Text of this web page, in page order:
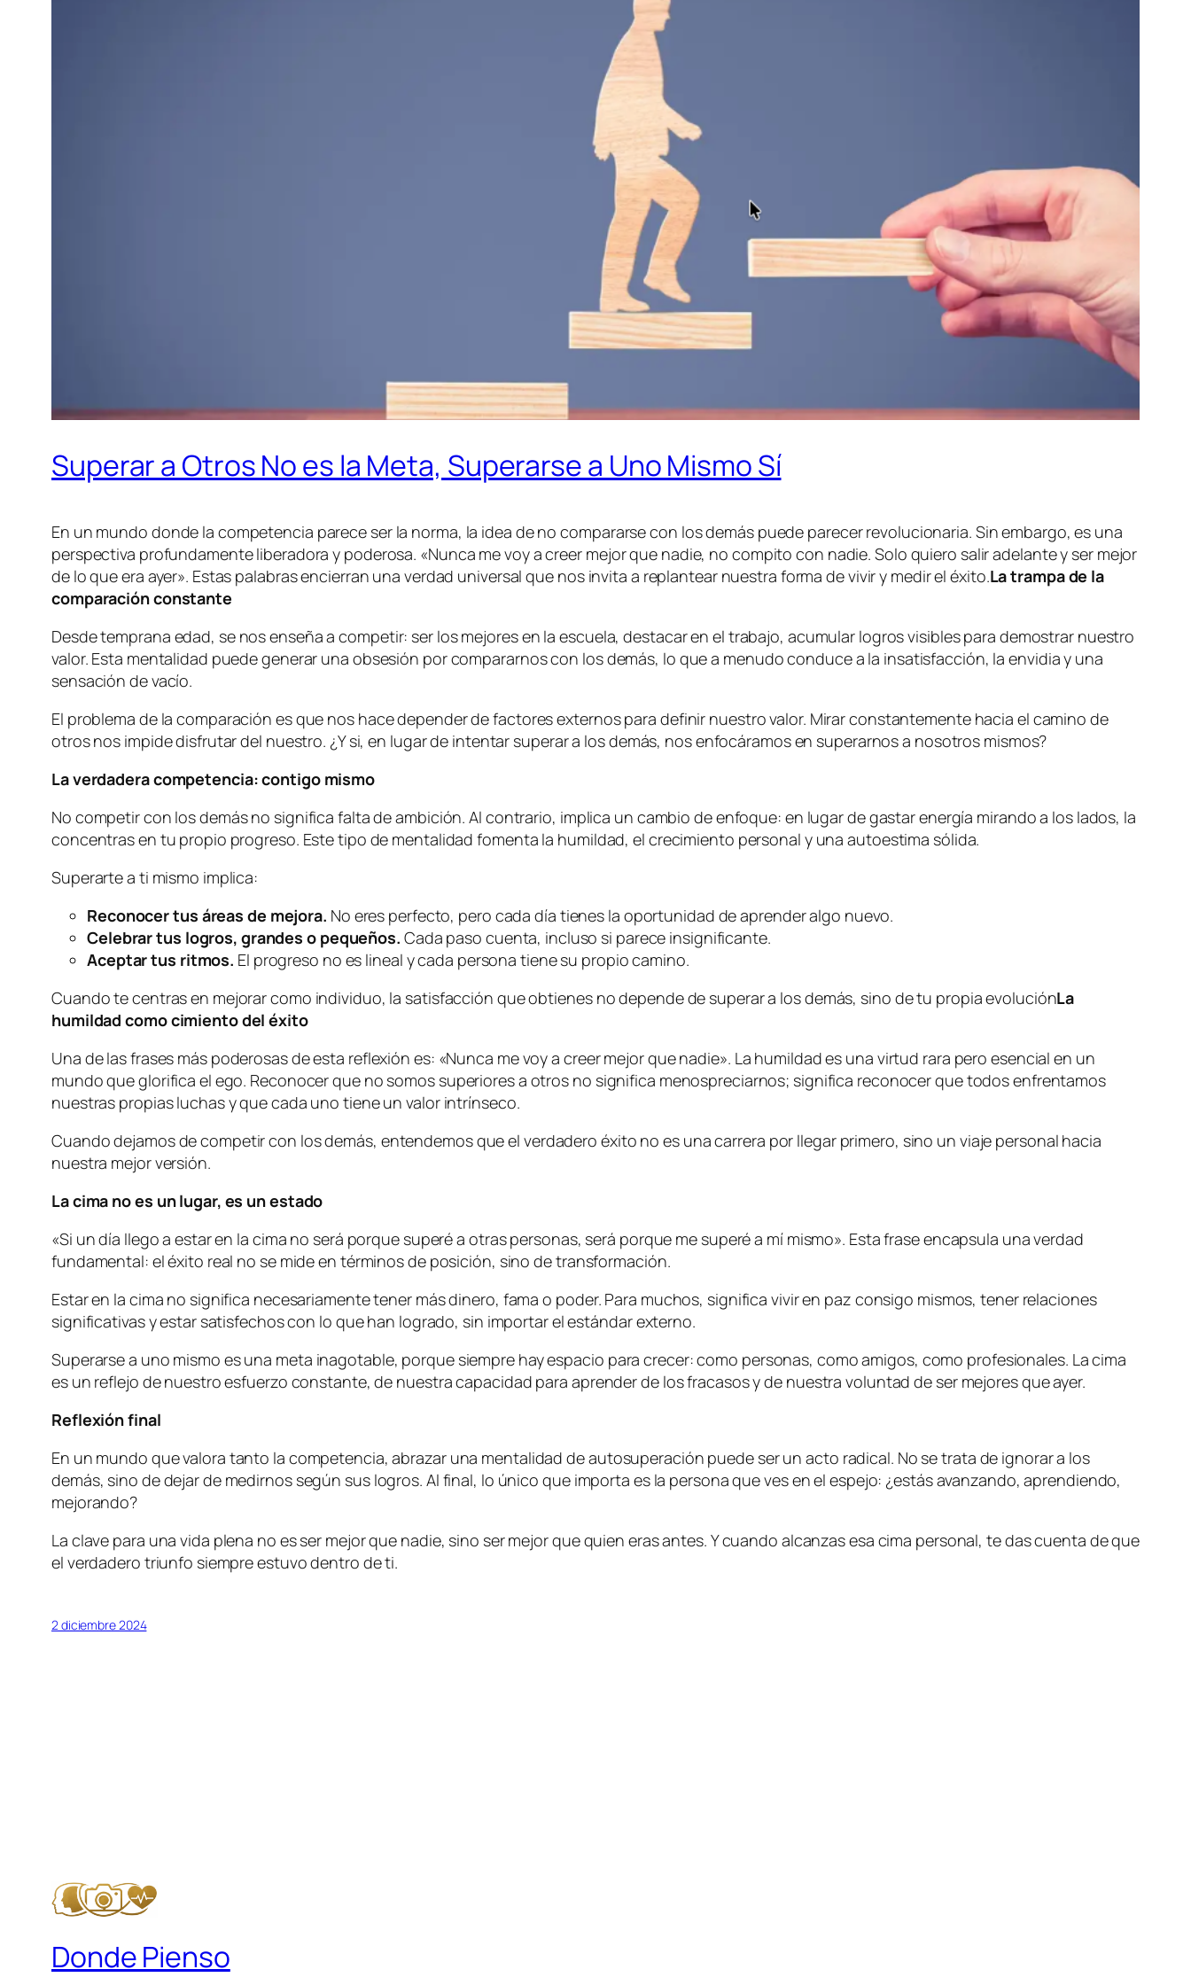
Superar a Otros No es la Meta, Superarse a Uno Mismo Sí
En un mundo donde la competencia parece ser la norma, la idea de no compararse con los demás puede parecer revolucionaria. Sin embargo, es una
perspectiva profundamente liberadora y poderosa. «Nunca me voy a creer mejor que nadie, no compito con nadie. Solo quiero salir adelante y ser mejor
de lo que era ayer». Estas palabras encierran una verdad universal que nos invita a replantear nuestra forma de vivir y medir el éxito.La trampa de la
comparación constante
Desde temprana edad, se nos enseña a competir: ser los mejores en la escuela, destacar en el trabajo, acumular logros visibles para demostrar nuestro
valor. Esta mentalidad puede generar una obsesión por compararnos con los demás, lo que a menudo conduce a la insatisfacción, la envidia y una
sensación de vacío.
El problema de la comparación es que nos hace depender de factores externos para definir nuestro valor. Mirar constantemente hacia el camino de
otros nos impide disfrutar del nuestro. ¿Y si, en lugar de intentar superar a los demás, nos enfocáramos en superarnos a nosotros mismos?
La verdadera competencia: contigo mismo
No competir con los demás no significa falta de ambición. Al contrario, implica un cambio de enfoque: en lugar de gastar energía mirando a los lados, la
concentras en tu propio progreso. Este tipo de mentalidad fomenta la humildad, el crecimiento personal y una autoestima sólida.
Superarte a ti mismo implica:
Reconocer tus áreas de mejora. No eres perfecto, pero cada día tienes la oportunidad de aprender algo nuevo.
Celebrar tus logros, grandes o pequeños. Cada paso cuenta, incluso si parece insignificante.
Aceptar tus ritmos. El progreso no es lineal y cada persona tiene su propio camino.
Cuando te centras en mejorar como individuo, la satisfacción que obtienes no depende de superar a los demás, sino de tu propia evoluciónLa
humildad como cimiento del éxito
Una de las frases más poderosas de esta reflexión es: «Nunca me voy a creer mejor que nadie». La humildad es una virtud rara pero esencial en un
mundo que glorifica el ego. Reconocer que no somos superiores a otros no significa menospreciarnos; significa reconocer que todos enfrentamos
nuestras propias luchas y que cada uno tiene un valor intrínseco.
Cuando dejamos de competir con los demás, entendemos que el verdadero éxito no es una carrera por llegar primero, sino un viaje personal hacia
nuestra mejor versión.
La cima no es un lugar, es un estado
«Si un día llego a estar en la cima no será porque superé a otras personas, será porque me superé a mí mismo». Esta frase encapsula una verdad
fundamental: el éxito real no se mide en términos de posición, sino de transformación.
Estar en la cima no significa necesariamente tener más dinero, fama o poder. Para muchos, significa vivir en paz consigo mismos, tener relaciones
significativas y estar satisfechos con lo que han logrado, sin importar el estándar externo.
Superarse a uno mismo es una meta inagotable, porque siempre hay espacio para crecer: como personas, como amigos, como profesionales. La cima
es un reflejo de nuestro esfuerzo constante, de nuestra capacidad para aprender de los fracasos y de nuestra voluntad de ser mejores que ayer.
Reflexión final
En un mundo que valora tanto la competencia, abrazar una mentalidad de autosuperación puede ser un acto radical. No se trata de ignorar a los
demás, sino de dejar de medirnos según sus logros. Al final, lo único que importa es la persona que ves en el espejo: ¿estás avanzando, aprendiendo,
mejorando?
La clave para una vida plena no es ser mejor que nadie, sino ser mejor que quien eras antes. Y cuando alcanzas esa cima personal, te das cuenta de que
el verdadero triunfo siempre estuvo dentro de ti.
2 diciembre 2024
Donde Pienso